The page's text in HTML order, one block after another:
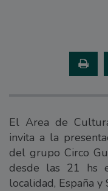
El Area de
invita a la
del grupo Circo
desde las 21 hs
localidad, España y